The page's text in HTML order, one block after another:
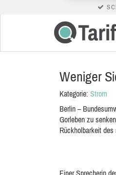
Weniger
Kategorie: Strom
Berlin –
Gorleben zu
Rückholbarkeit
Einer Sprecherin